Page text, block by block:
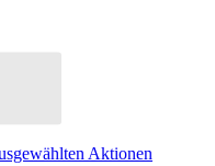
Aktionen